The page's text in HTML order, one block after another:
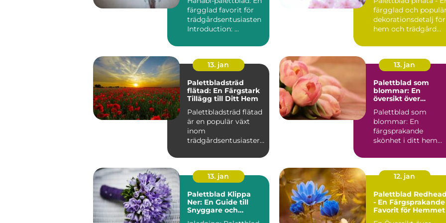
färgglad favorit för
trädgårdsentusiasten
Introduction: ...
hem och trädgård
färgglad och populär
dekorationsdetalj för
hem och trädgård
13. jan
Palettbladsträd
flätad: En Färgstark
Tillägg till Ditt Hem
Palettbladsträd flätad
är en populär växt
inom
trädgårdsentusiasters
unika egensk...
13. jan
Palettblad som
blommar: En
översikt över
palettblad
Palettblad som
blommar: En
färgsprakande
skönhet i ditt hem
vilka typer finns...
13. jan
Palettblad Klippa
Ner: En Guide till
Snyggare och
12. jan
Palettblad Redhead
- En Färgsprakande
Favorit för Hemmet